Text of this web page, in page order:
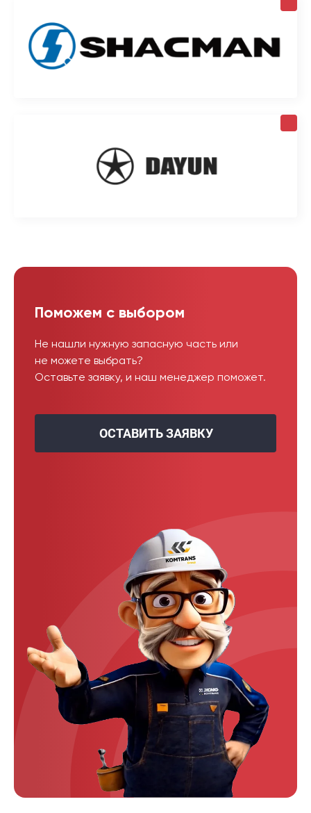
Поможем с выбором
Не нашли нужную запасную часть или
не можете выбрать?
Оставьте заявку, и наш менеджер поможет.
ОСТАВИТЬ ЗАЯВКУ